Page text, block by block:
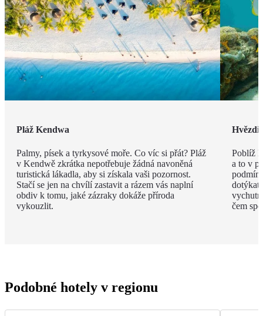
Pláž Kendwa
Palmy, písek a tyrkysové moře. Co víc si přát? Pláž
v Kendwě zkrátka nepotřebuje žádná navoněná
turistická lákadla, aby si získala vaši pozornost.
Stačí se jen na chvílí zastavit a rázem vás naplní
obdiv k tomu, jaké zázraky dokáže příroda
vykouzlit.
Poblíž
a to v
čem
Podobné hotely v regionu